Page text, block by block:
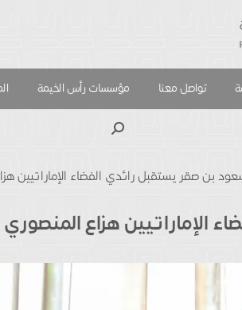
تواصل معنا مؤسسات رأس الخيمة
بن صقر يستقبل رائدي الفضاء الإماراتيين
الإماراتيين هزاع